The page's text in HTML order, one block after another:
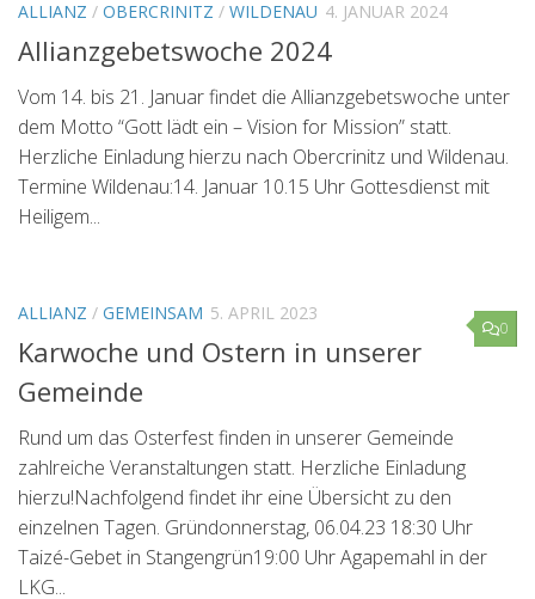
ALLIANZ / OBERCRINITZ / WILDENAU 4. JANUAR 2024
Allianzgebetswoche 2024
Vom 14. bis 21. Januar findet die Allianzgebetswoche unter
dem Motto “Gott lädt ein – Vision for Mission” statt.
Herzliche Einladung hierzu nach Obercrinitz und Wildenau.
Termine Wildenau:14. Januar 10.15 Uhr Gottesdienst mit
Heiligem...
0
ALLIANZ / GEMEINSAM 5. APRIL 2023
Karwoche und Ostern in unserer
Gemeinde
Rund um das Osterfest finden in unserer Gemeinde
zahlreiche Veranstaltungen statt. Herzliche Einladung
hierzu!Nachfolgend findet ihr eine Übersicht zu den
einzelnen Tagen. Gründonnerstag, 06.04.23 18:30 Uhr
Taizé-Gebet in Stangengrün19:00 Uhr Agapemahl in der
LKG...